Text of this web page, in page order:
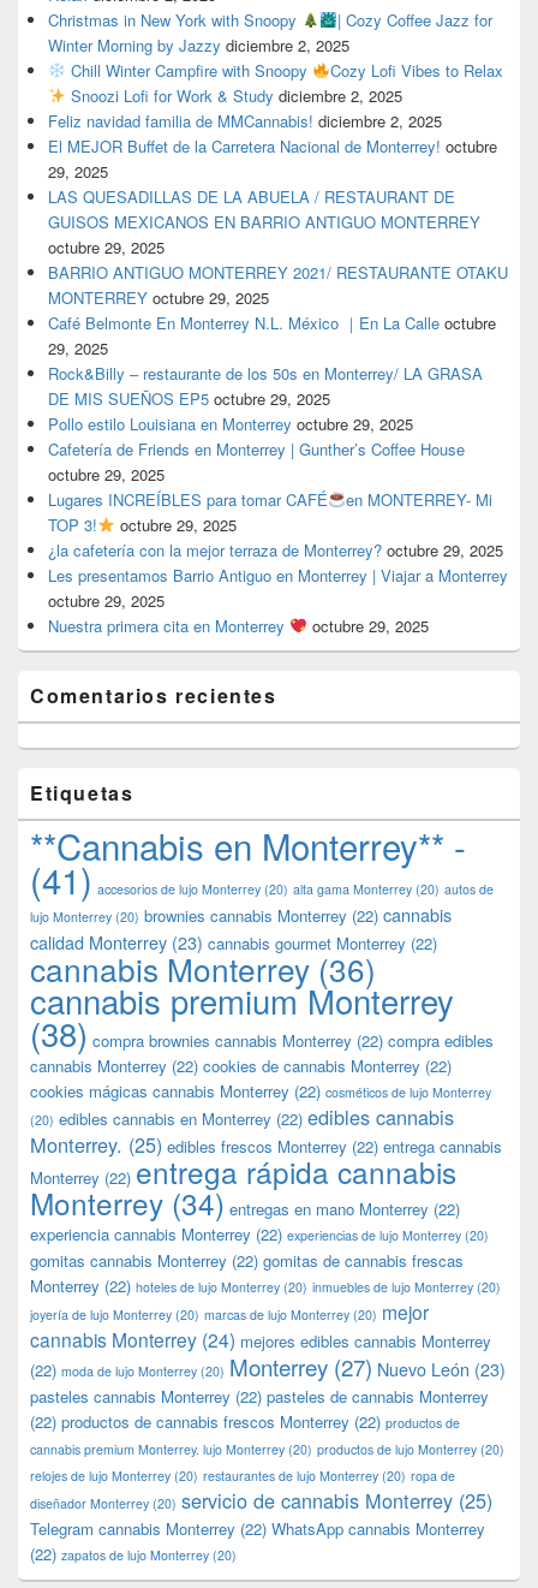
Christmas in New York with Snoopy
| Cozy Coffee Jazz for
Winter Morning by Jazzy diciembre 2, 2025
Chill Winter Campfire with Snoopy
Cozy Lofi Vibes to Relax
Snoozi Lofi for Work & Study diciembre 2, 2025
Feliz navidad familia de MMCannabis! diciembre 2, 2025
El MEJOR Buffet de la Carretera Nacional de Monterrey! octubre
29, 2025
LAS QUESADILLAS DE LA ABUELA / RESTAURANT DE
GUISOS MEXICANOS EN BARRIO ANTIGUO MONTERREY
octubre 29, 2025
BARRIO ANTIGUO MONTERREY 2021/ RESTAURANTE OTAKU
MONTERREY octubre 29, 2025
Café Belmonte En Monterrey N.L. México ｜En La Calle octubre
29, 2025
Rock&Billy – restaurante de los 50s en Monterrey/ LA GRASA
DE MIS SUEÑOS EP5 octubre 29, 2025
Pollo estilo Louisiana en Monterrey octubre 29, 2025
Cafetería de Friends en Monterrey | Gunther’s Coffee House
octubre 29, 2025
Lugares INCREÍBLES para tomar CAFÉ
en MONTERREY- Mi
TOP 3!
octubre 29, 2025
¿la cafetería con la mejor terraza de Monterrey? octubre 29, 2025
Les presentamos Barrio Antiguo en Monterrey | Viajar a Monterrey
octubre 29, 2025
Nuestra primera cita en Monterrey
octubre 29, 2025
Comentarios recientes
Etiquetas
**Cannabis en Monterrey** -
(41) accesorios de lujo Monterrey (20) alta gama Monterrey (20) autos de
lujo Monterrey (20) brownies cannabis Monterrey (22) cannabis
calidad Monterrey (23) cannabis gourmet Monterrey (22)
cannabis Monterrey (36)
cannabis premium Monterrey
(38) compra brownies cannabis Monterrey (22) compra edibles
cannabis Monterrey (22) cookies de cannabis Monterrey (22)
cookies mágicas cannabis Monterrey (22) cosméticos de lujo Monterrey
(20) edibles cannabis en Monterrey (22) edibles cannabis
Monterrey. (25) edibles frescos Monterrey (22) entrega cannabis
Monterrey (22) entrega rápida cannabis
Monterrey (34) entregas en mano Monterrey (22)
experiencia cannabis Monterrey (22) experiencias de lujo Monterrey (20)
gomitas cannabis Monterrey (22) gomitas de cannabis frescas
Monterrey (22) hoteles de lujo Monterrey (20) inmuebles de lujo Monterrey (20)
joyería de lujo Monterrey (20) marcas de lujo Monterrey (20) mejor
cannabis Monterrey (24) mejores edibles cannabis Monterrey
(22) moda de lujo Monterrey (20) Monterrey (27) Nuevo León (23)
pasteles cannabis Monterrey (22) pasteles de cannabis Monterrey
(22) productos de cannabis frescos Monterrey (22) productos de
cannabis premium Monterrey. lujo Monterrey (20) productos de lujo Monterrey (20)
relojes de lujo Monterrey (20) restaurantes de lujo Monterrey (20) ropa de
diseñador Monterrey (20) servicio de cannabis Monterrey (25)
Telegram cannabis Monterrey (22) WhatsApp cannabis Monterrey
(22) zapatos de lujo Monterrey (20)